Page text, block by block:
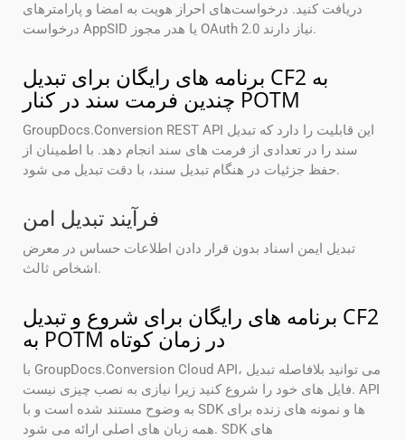
دریافت کنید. درخواست‌های احراز هویت به امضا و پارامترهای
درخواست AppSID یا هدر مجوز OAuth 2.0 نیاز دارند.
برنامه های رایگان برای تبدیل CF2 به
چندین فرمت سند در کنار POTM
GroupDocs.Conversion REST API این قابلیت را دارد که تبدیل
سند را در تعدادی از فرمت های سند انجام دهد. با اطمینان از
حفظ جزئیات در هنگام تبدیل سند، با دقت تبدیل می شود.
فرآیند تبدیل امن
تبدیل ایمن اسناد بدون قرار دادن اطلاعات حساس در معرض
اشخاص ثالث.
برنامه های رایگان برای شروع و تبدیل CF2
به POTM در زمان کوتاه
با GroupDocs.Conversion Cloud API، می توانید بلافاصله تبدیل
فایل های خود را شروع کنید زیرا نیازی به نصب چیزی نیست. API
به وضوح مستند شده است و با SDK ها و نمونه های زنده برای
همه زبان های اصلی ارائه می شود. SDK های